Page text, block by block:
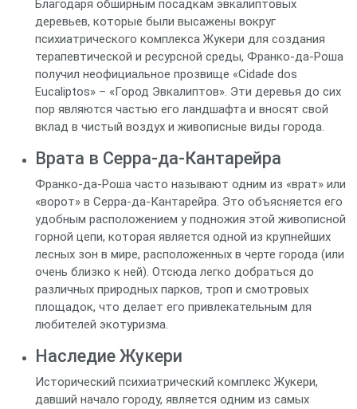
Благодаря обширным посадкам эвкалиптовых
деревьев, которые были высажены вокруг
психиатрического комплекса Жукери для создания
терапевтической и ресурсной среды, Франко-да-Роша
получил неофициальное прозвище «Cidade dos
Eucaliptos» – «Город Эвкалиптов». Эти деревья до сих
пор являются частью его ландшафта и вносят свой
вклад в чистый воздух и живописные виды города.
Врата в Серра-да-Кантарейра
Франко-да-Роша часто называют одним из «врат» или
«ворот» в Серра-да-Кантарейра. Это объясняется его
удобным расположением у подножия этой живописной
горной цепи, которая является одной из крупнейших
лесных зон в мире, расположенных в черте города (или
очень близко к ней). Отсюда легко добраться до
различных природных парков, троп и смотровых
площадок, что делает его привлекательным для
любителей экотуризма.
Наследие Жукери
Исторический психиатрический комплекс Жукери,
давший начало городу, является одним из самых